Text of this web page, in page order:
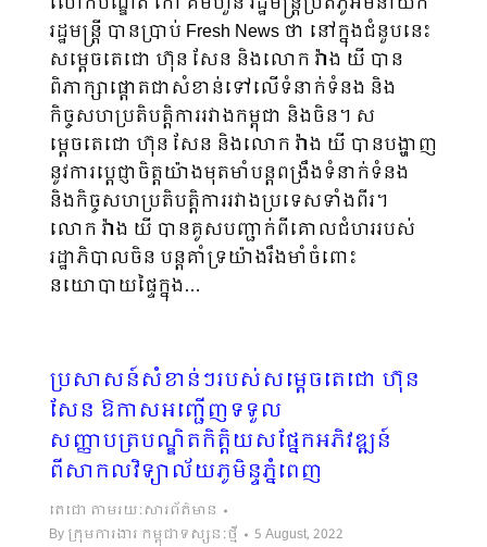
រដ្ឋមន្ត្រី បានប្រាប់ Fresh News ថា នៅក្នុងជំនួបនេះ
សម្តេចតេជោ ហ៊ុន សែន និងលោក វ៉ាង យី បាន
ពិភាក្សាផ្តោតជាសំខាន់ទៅលើទំនាក់ទំនង និង
កិច្ចសហប្រតិបត្តិការរវាងកម្ពុជា និងចិន។ ស
ម្តេចតេជោ ហ៊ុន សែន និងលោក វ៉ាង យី បានបង្ហាញ
នូវការប្តេជ្ញាចិត្តយ៉ាងមុតមាំបន្តពង្រឹងទំនាក់ទំនង
និងកិច្ចសហប្រតិបត្តិការរវាងប្រទេសទាំងពីរ។
លោក វ៉ាង យី បានគូសបញ្ជាក់ពីគោលជំហររបស់
រដ្ឋាភិបាលចិន បន្តគាំទ្រយ៉ាងរឹងមាំចំពោះ
នយោបាយផ្ទៃក្នុង…
ប្រសាសន៍សំខាន់ៗរបស់សម្តេចតេជោ ហ៊ុន
សែន ឱកាសអញ្ជើញទទួល
សញ្ញាបត្របណ្ឌិតកិត្តិយសផ្នែកអភិវឌ្ឍន៍
ពីសាកលវិទ្យាល័យភូមិន្ទភ្នំពេញ
តេជោ តាមរយៈសារព័ត៌មាន
By ក្រុមការងារ កម្ពុជាទស្សនៈថ្មី 5 August, 2022